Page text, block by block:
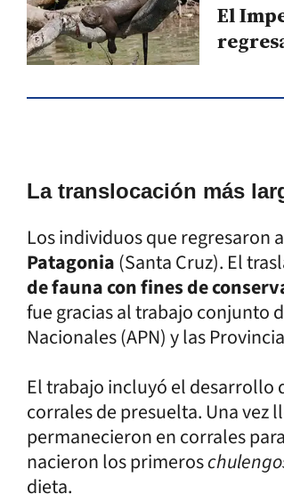
El
La translocación más
Los individuos que regresaron
Patagonia(Santa Cruz). El
de fauna con fines de
fue gracias al trabajo conjunto
Nacionales (APN) y las
El trabajo incluyó el desarrollo
corrales de presuelta. Una vez
permanecieron en corrales
nacieron los primeros
dieta.